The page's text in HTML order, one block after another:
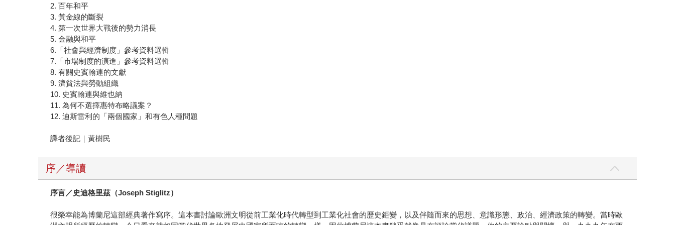
2. 百年和平
3. 黃金線的斷裂
4. 第一次世界大戰後的勢力消長
5. 金融與和平
6.「社會與經濟制度」參考資料選輯
7.「市場制度的演進」參考資料選輯
8. 有關史賓翰連的文獻
9. 濟貧法與勞動組織
10. 史賓翰連與維也納
11. 為何不選擇惠特布略議案？
12. 迪斯雷利的「兩個國家」和有色人種問題
譯者後記｜黃樹民
序／導讀
序言／史迪格里茲（Joseph Stiglitz）
很榮幸能為博蘭尼這部經典著作寫序。這本書討論歐洲文明從前工業化時代轉型到工業化社會的歷史鉅變，以及伴隨而來的思想、意識形態、政治、經濟政策的轉變。當時歐